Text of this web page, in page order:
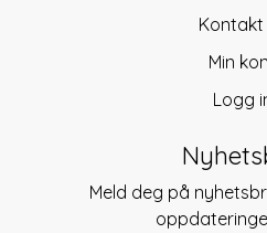
Kontakt
Min
Logg
Meld deg på